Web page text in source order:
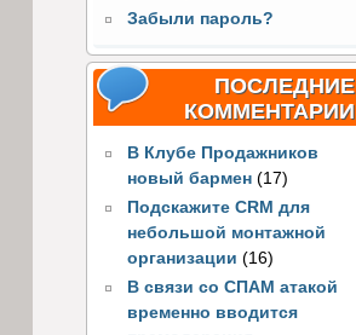
Забыли пароль?
ПОСЛЕДНИЕ
КОММЕНТАРИИ
В Клубе Продажников
новый бармен (17)
Подскажите CRM для
небольшой монтажной
организации (16)
В связи со СПАМ атакой
временно вводится